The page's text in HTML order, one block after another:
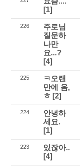
[1]
226
주로님
질문하
나만
요...?
[4]
225
ㅋ오랜
만에 옴,
ㅎ [2]
224
안녕하
세요.
[1]
223
있잖아..
[4]